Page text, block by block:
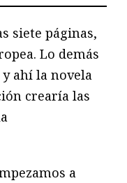
siete páginas,
Lo demás
ahí la novela
crearía las
a